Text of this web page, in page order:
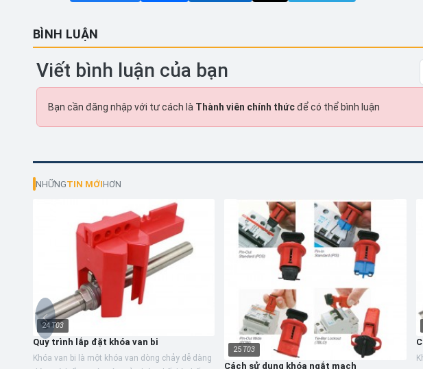
BÌNH LUẬN
Viết bình luận của bạn
Bạn cần đăng nhập với tư cách là Thành viên chính thứcđể có thể bình luận
NHỮNGTIN MỚIHƠN
24T03
Quy trình lắp đặt khóa van bi
Khóa van bi là một khóa van dòng chảy dễ dàng
25 T03
Cách sử dụng khóa ngắt mạch